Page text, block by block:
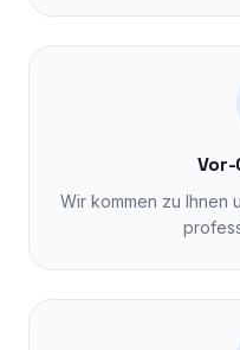
Wir kommen zu Ihnen